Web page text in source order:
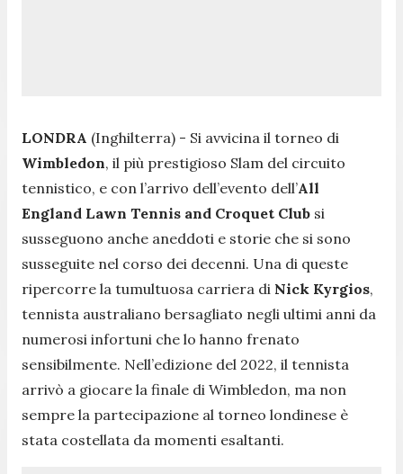
LONDRA (Inghilterra) - Si avvicina il torneo di
Wimbledon, il più prestigioso Slam del circuito
tennistico, e con l’arrivo dell’evento dell’All
England Lawn Tennis and Croquet Club si
susseguono anche aneddoti e storie che si sono
susseguite nel corso dei decenni. Una di queste
ripercorre la tumultuosa carriera di Nick Kyrgios,
tennista australiano bersagliato negli ultimi anni da
numerosi infortuni che lo hanno frenato
sensibilmente. Nell’edizione del 2022, il tennista
arrivò a giocare la finale di Wimbledon, ma non
sempre la partecipazione al torneo londinese è
stata costellata da momenti esaltanti.